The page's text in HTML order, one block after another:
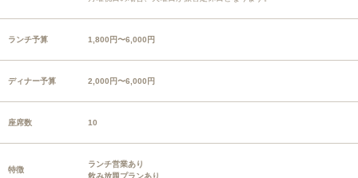
ランチ予算 1,800円〜6,000円
ディナー予算 2,000円〜6,000円
座席数 10
特徴
ランチ営業あり
飲み放題プランあり